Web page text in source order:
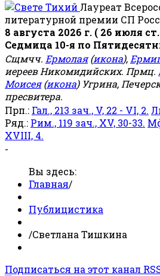
Лауреат
литературной премии СП
8 августа 2026 г. ( 26 июля
Седмица 10-я по
Сщмчч. Ермолая(икона),
иереев Никомидийских. Прмц.
Моисея(икона) Угрина,
пресвитера.
Прп.: Гал., 213 зач., V, 22 - VI, 2.
Ряд.: Рим., 119 зач., XV, 30-33.
XVIII, 4.
-
Вы здесь:
Главная/
Публицистика
/Светлана Тишкина
Подписаться на этот канал